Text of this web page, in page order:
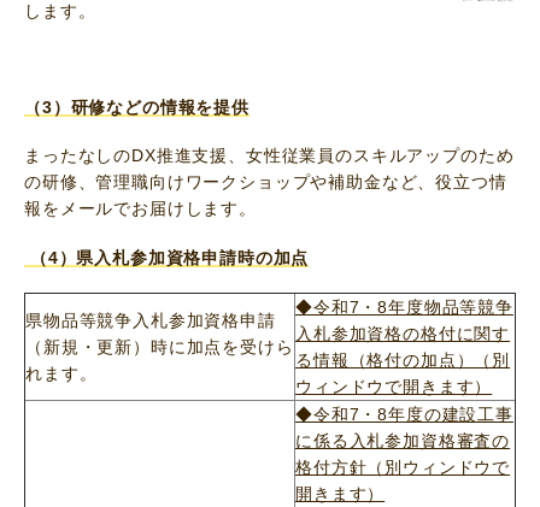
します。
（3）研修などの情報を提供
まったなしのDX推進支援、女性従業員のスキルアップのため
の研修、管理職向けワークショップや補助金など、役立つ情
報をメールでお届けします。
（4）県入札参加資格申請時の加点
県物品等競争入札参加資格申請
（新規・更新）時に加点を受けら
れます。
◆令和7・8年度物品等競争
入札参加資格の格付に関す
る情報（格付の加点）（別
ウィンドウで開きます）
◆令和7・8年度の建設工事
に係る入札参加資格審査の
格付方針（別ウィンドウで
開きます）